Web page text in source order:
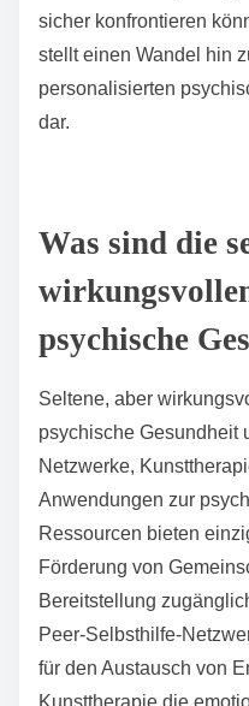
Therapie,
auf Erkrankungen wie
Angstzustände durch
Verarbeitung zu
Einzelpersonen, ihre
was die Konzentration
Regulierung verbessert.
kontrollierte
sicher konfrontieren
stellt einen Wandel hin
personalisierten
dar.